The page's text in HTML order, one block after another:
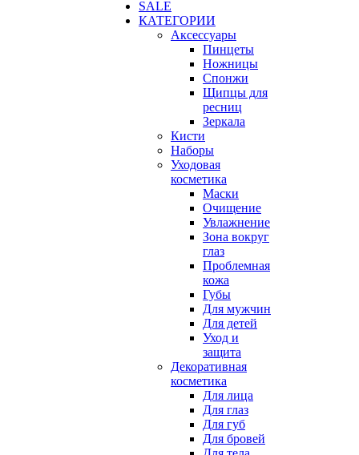
SALE
КАТЕГОРИИ
Аксессуары
Пинцеты
Ножницы
Спонжи
Щипцы для
ресниц
Зеркала
Кисти
Наборы
Уходовая
косметика
Маски
Очищение
Увлажнение
Зона вокруг
глаз
Проблемная
кожа
Губы
Для мужчин
Для детей
Уход и
защита
Декоративная
косметика
Для лица
Для глаз
Для губ
Для бровей